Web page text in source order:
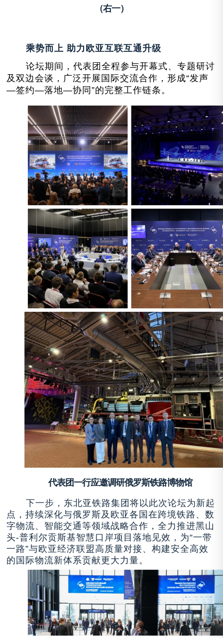
（右一）
乘势而上 助力欧亚互联互通升级
论坛期间，代表团全程参与开幕式、专题研讨
及双边会谈，广泛开展国际交流合作，形成“发声
—签约—落地—协同”的完整工作链条。
代表团一行应邀调研俄罗斯铁路博物馆
下一步，东北亚铁路集团将以此次论坛为新起
点，持续深化与俄罗斯及欧亚各国在跨境铁路、数
字物流、智能交通等领域战略合作，全力推进黑山
头-普利尔贡斯基智慧口岸项目落地见效，为“一带
一路”与欧亚经济联盟高质量对接、构建安全高效
的国际物流新体系贡献更大力量。